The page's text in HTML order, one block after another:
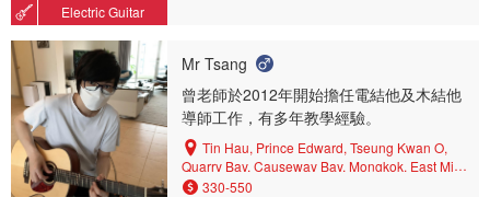
Electric Guitar
Kowloon Tong, Sham Shui Po, Sai Ying Pun,
San Po Kong, Kennedy Town, Tuen Mun, Tsuen
Wan, Tsing Yi, Sheung Wan, Ngau Tau Kok,
Yuen Long, Yau Ma Tei, Central
Mr Tsang
曾老師於2012年開始擔任電結他及木結他
導師工作，有多年教學經驗。
Tin Hau, Prince Edward, Tseung Kwan O,
Quarry Bay, Causeway Bay, Mongkok, East Mid-
levels, Tsim Sha Tsui, Sham Shui Po, Repulse
330-550